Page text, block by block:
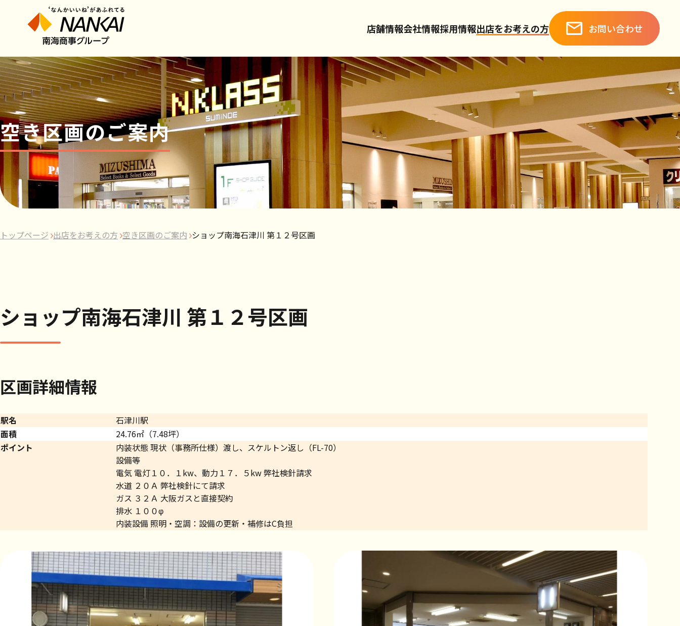
店舗情報会社情報採用情報出店をお考えの方 お問い合わせ
空き区画のご案内
トップページ 出店をお考えの方 空き区画のご案内 ショップ南海石津川 第１２号区画
ショップ南海石津川 第１２号区画
区画詳細情報
駅名
石津川駅
面積
24.76㎡（7.48坪）
ポイント
内装状態 現状（事務所仕様）渡し、スケルトン返し（FL-70）
設備等
電気 電灯１０．１kw、動力１７．５kw 弊社検針請求
水道 ２０Ａ 弊社検針にて請求
ガス ３２Ａ 大阪ガスと直接契約
排水 １００φ
内装設備 照明・空調：設備の更新・補修はC負担